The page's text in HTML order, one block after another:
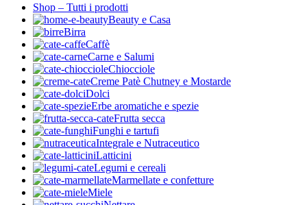
Shop – Tutti i prodotti
Beauty e Casa
Birra
Caffè
Carne e Salumi
Chiocciole
Creme Patè Chutney e Mostarde
Dolci
Erbe aromatiche e spezie
Frutta secca
Funghi e tartufi
Integrale e Nutraceutico
Latticini
Legumi e cereali
Marmellate e confetture
Miele